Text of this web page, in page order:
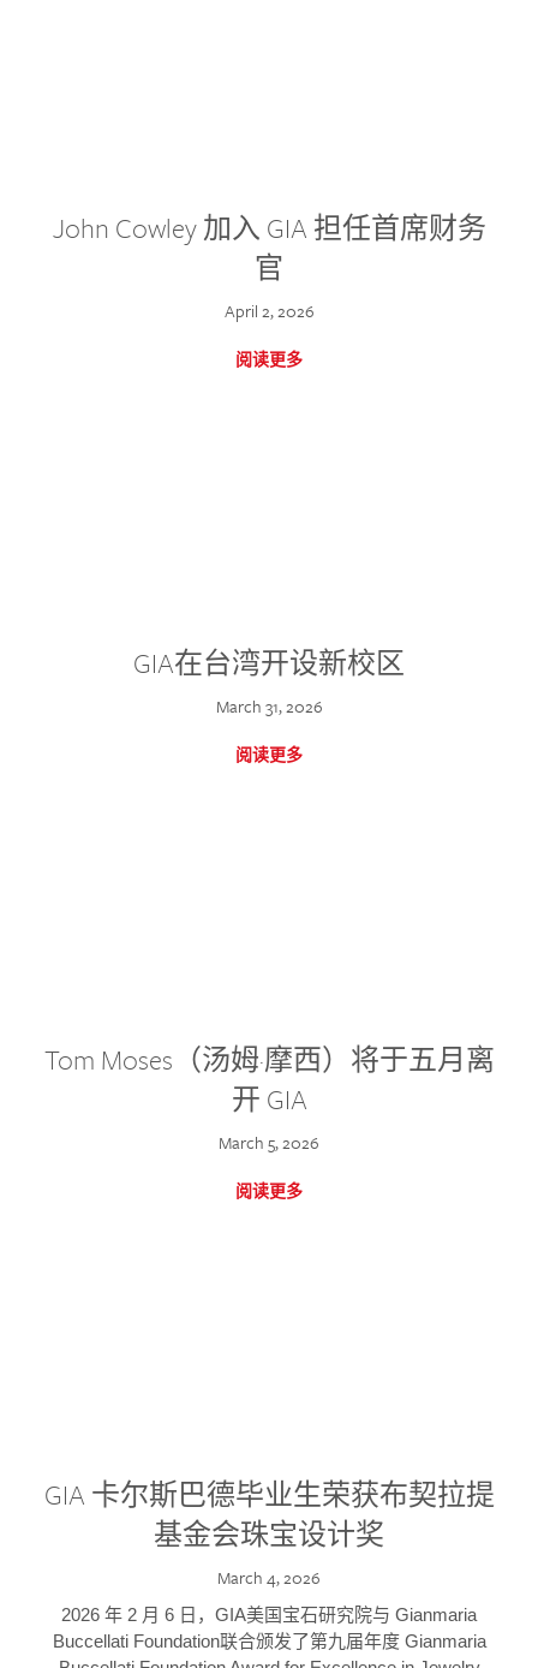
John Cowley 加入 GIA 担任首席财务
官
April 2, 2026
阅读更多
GIA在台湾开设新校区
March 31, 2026
阅读更多
Tom Moses（汤姆·摩西）将于五月离
开 GIA
March 5, 2026
阅读更多
GIA 卡尔斯巴德毕业生荣获布契拉提
基金会珠宝设计奖
March 4, 2026
2026 年 2 月 6 日，GIA美国宝石研究院与 Gianmaria
Buccellati Foundation联合颁发了第九届年度 Gianmaria